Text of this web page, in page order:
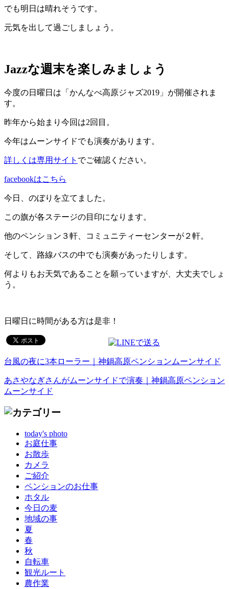
でも明日は晴れそうです。
元気を出して過ごしましょう。
Jazzな週末を楽しみましょう
今度の日曜日は「かんなべ高原ジャズ2019」が開催されま
す。
昨年から始まり今回は2回目。
今年はムーンサイドでも演奏があります。
詳しくは専用サイト でご確認ください。
facebookはこちら
今日、のぼりを立てました。
この旗が各ステージの目印になります。
他のペンション３軒、コミュニティーセンターが２軒。
そして、路線バスの中でも演奏があったりします。
何よりもお天気であることを願っていますが、大丈夫でしょ
う。
日曜日に時間がある方は是非！
台風の夜に3本ローラー｜神鍋高原ペンションムーンサイド
あさやなぎさんがムーンサイドで演奏｜神鍋高原ペンション
ムーンサイド
today's photo
お庭仕事
お散歩
カメラ
ご紹介
ペンションのお仕事
ホタル
今日の麦
地域の事
夏
春
秋
自転車
観光ルート
農作業